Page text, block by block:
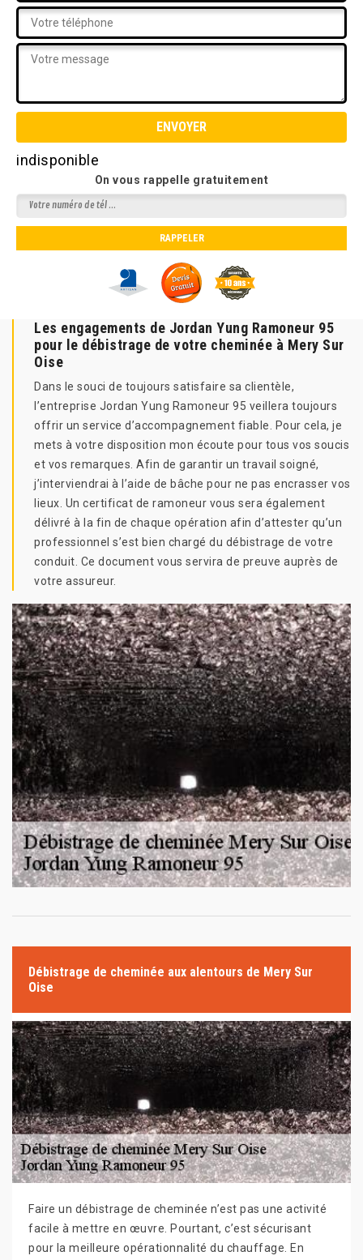
indisponible
On vous rappelle gratuitement
Les engagements de Jordan Yung Ramoneur 95
pour le débistrage de votre cheminée à Mery Sur
Oise
Dans le souci de toujours satisfaire sa clientèle,
l’entreprise Jordan Yung Ramoneur 95 veillera toujours
offrir un service d’accompagnement fiable. Pour cela, je
mets à votre disposition mon écoute pour tous vos soucis
et vos remarques. Afin de garantir un travail soigné,
j’interviendrai à l’aide de bâche pour ne pas encrasser vos
lieux. Un certificat de ramoneur vous sera également
délivré à la fin de chaque opération afin d’attester qu’un
professionnel s’est bien chargé du débistrage de votre
conduit. Ce document vous servira de preuve auprès de
votre assureur.
Débistrage de cheminée aux alentours de Mery Sur
Oise
Faire un débistrage de cheminée n’est pas une activité
facile à mettre en œuvre. Pourtant, c’est sécurisant
pour la meilleure opérationnalité du chauffage. En